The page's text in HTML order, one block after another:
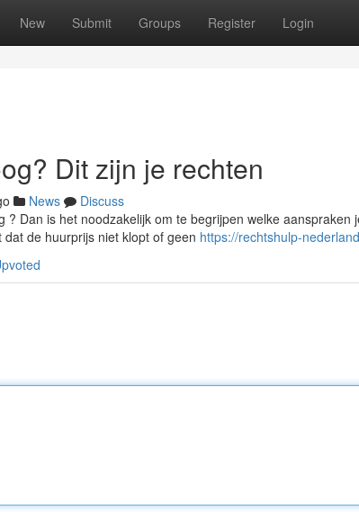
New Submit Groups Register Login
Dit zijn je rechten
News
Discuss
? Dan is het noodzakelijk om te begrijpen welke
de huurprijs niet klopt of geen https://rechtshulp-